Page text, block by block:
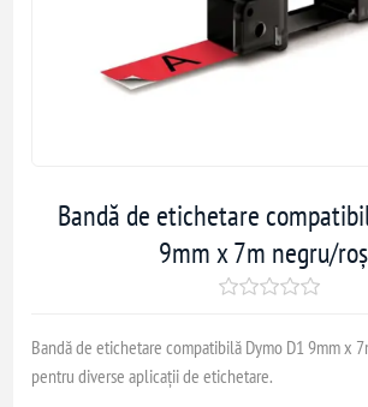
Bandă de etichetare
9mm x 7m negru/
Bandă de etichetare compatibilă Dymo D1 9mm x
pentru diverse aplicații de etichetare.